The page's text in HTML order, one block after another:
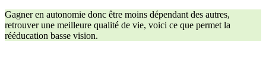
Gagner en autonomie donc être moins dépendant des autres,
retrouver une meilleure qualité de vie, voici ce que permet la
rééducation basse vision.